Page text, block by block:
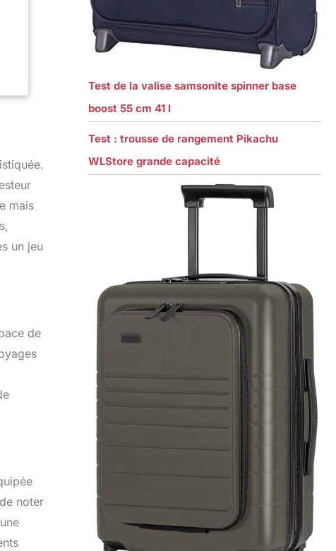
mais
un jeu
de
noter
Test de la valise samsonite spinner base
boost 55 cm 41 l
Test : trousse de rangement Pikachu
WLStore grande capacité